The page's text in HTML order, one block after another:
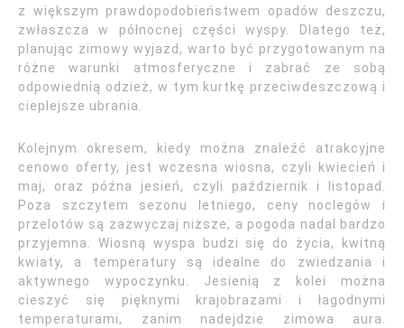
z większym prawdopodobieństwem opadów deszczu,
zwłaszcza w północnej części wyspy. Dlatego też,
planując zimowy wyjazd, warto być przygotowanym na
różne warunki atmosferyczne i zabrać ze sobą
odpowiednią odzież, w tym kurtkę przeciwdeszczową i
cieplejsze ubrania.
Kolejnym okresem, kiedy można znaleźć atrakcyjne
cenowo oferty, jest wczesna wiosna, czyli kwiecień i
maj, oraz późna jesień, czyli październik i listopad.
Poza szczytem sezonu letniego, ceny noclegów i
przelotów są zazwyczaj niższe, a pogoda nadal bardzo
przyjemna. Wiosną wyspa budzi się do życia, kwitną
kwiaty, a temperatury są idealne do zwiedzania i
aktywnego wypoczynku. Jesienią z kolei można
cieszyć się pięknymi krajobrazami i łagodnymi
temperaturami, zanim nadejdzie zimowa aura.